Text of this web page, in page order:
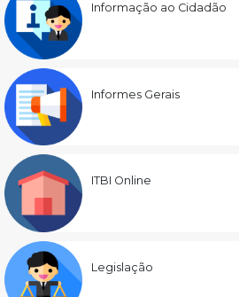
Informação ao Cidadão
Informes Gerais
ITBI Online
Legislação